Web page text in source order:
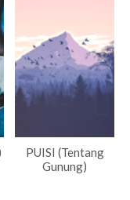
PUISI (Tentang
Gunung)